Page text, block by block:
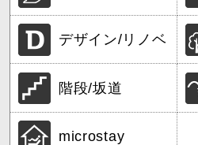
デザイン/リノベ
階段/坂道
microstay